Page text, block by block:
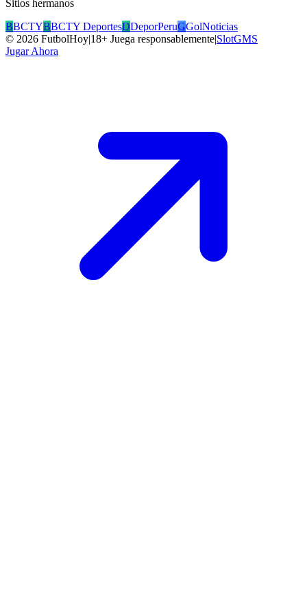
Sitios hermanos
BBCTYBBCTY DeportesDDeporPeruGGolNoticias
© 2026 FutbolHoy|18+ Juega responsablemente|SlotGMS
Jugar Ahora